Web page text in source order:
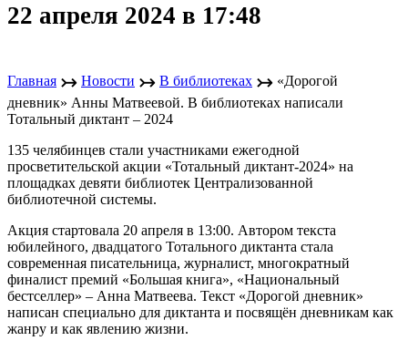
22 апреля 2024 в 17:48
Главная ↣ Новости ↣ В библиотеках ↣ «Дорогой
дневник» Анны Матвеевой. В библиотеках написали
Тотальный диктант – 2024
135 челябинцев стали участниками ежегодной
просветительской акции «Тотальный диктант-2024» на
площадках девяти библиотек Централизованной
библиотечной системы.
Акция стартовала 20 апреля в 13:00. Автором текста
юбилейного, двадцатого Тотального диктанта стала
современная писательница, журналист, многократный
финалист премий «Большая книга», «Национальный
бестселлер» – Анна Матвеева. Текст «Дорогой дневник»
написан специально для диктанта и посвящён дневникам как
жанру и как явлению жизни.